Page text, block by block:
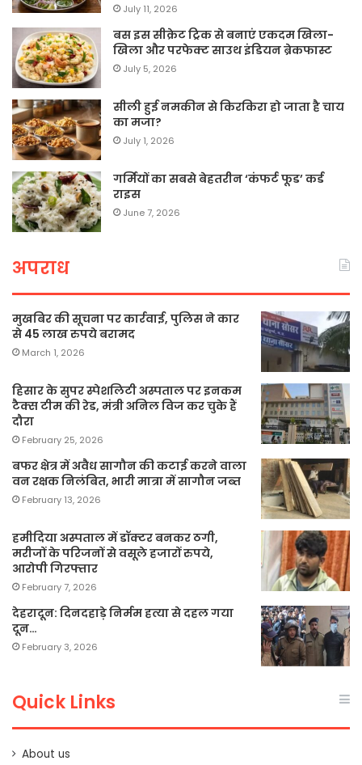
July 11, 2026
बस इस सीक्रेट ट्रिक से बनाएं एकदम खिला-
खिला और परफेक्ट साउथ इंडियन ब्रेकफास्ट
July 5, 2026
सीली हुई नमकीन से किरकिरा हो जाता है चाय
का मजा?
July 1, 2026
गर्मियों का सबसे बेहतरीन ‘कंफर्ट फूड’ कर्ड
राइस
June 7, 2026
अपराध
मुखबिर की सूचना पर कार्रवाई, पुलिस ने कार
से 45 लाख रुपये बरामद
March 1, 2026
हिसार के सुपर स्पेशलिटी अस्पताल पर इनकम
टैक्स टीम की रेड, मंत्री अनिल विज कर चुके हैं
दौरा
February 25, 2026
बफर क्षेत्र में अवैध सागौन की कटाई करने वाला
वन रक्षक निलंबित, भारी मात्रा में सागौन जब्त
February 13, 2026
हमीदिया अस्पताल में डॉक्टर बनकर ठगी,
मरीजों के परिजनों से वसूले हजारों रुपये,
आरोपी गिरफ्तार
February 7, 2026
देहरादून: दिनदहाड़े निर्मम हत्या से दहल गया
दून…
February 3, 2026
Quick Links
About us